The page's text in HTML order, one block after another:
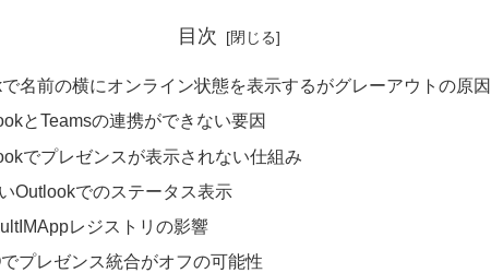
目次
名前の横にオンライン状態を表示するがグレーアウトの原因
とTeamsの連携ができない要因
でプレゼンスが表示されない仕組み
Outlookでのステータス表示
レジストリの影響
プレゼンス統合がオフの可能性